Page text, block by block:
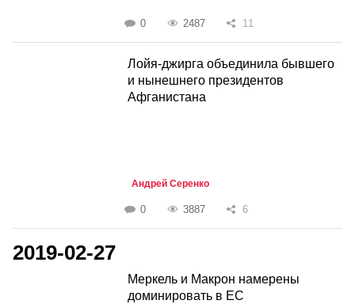
0 2487 11
Лойя-джирга объединила бывшего
и нынешнего президентов
Афганистана
Андрей Серенко
0 3887 6
2019-02-27
Меркель и Макрон намерены
доминировать в ЕС